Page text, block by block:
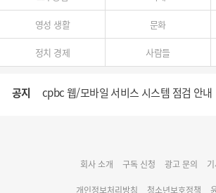
영성 생활 문화
정치 경제 사람들
공지 cpbc 웹/모바일 서비스 시스템 점검 안내
명동 미디어큐브 & 1898 미디어월 공모전
회사 소개 구독 신청 광고 문의
개인정보처리방침 청소년보호정책